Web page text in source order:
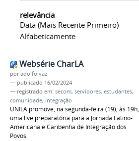
relevância
Data (mais Recente Primeiro)
Alfabeticamente
Websérie CharLA
poradolfo.vaz
— publicado 16/02/2024
— registrado em: secom, servidores, estudantes,
comunidade, integração
UNILA promove, na segunda-feira (19), às 19h,
uma live preparatória para a Jornada Latino-
Americana e Caribenha de Integração dos
Povos.